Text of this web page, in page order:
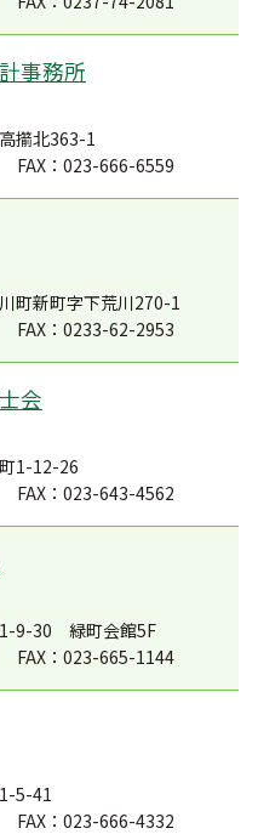
事務所
擶北363-1
FAX：023-666-6559
町新町字下荒川270-1
FAX：0233-62-2953
会
1-12-26
FAX：023-643-4562
9-30 緑町会館5F
FAX：023-665-1144
5-41
FAX：023-666-4332